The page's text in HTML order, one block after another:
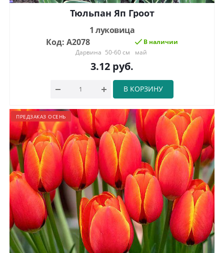
Тюльпан Яп Гроот
1 луковица
Код: А2078
В наличии
Дарвина 50-60 см май
3.12 руб.
В КОРЗИНУ
ПРЕДЗАКАЗ ОСЕНЬ